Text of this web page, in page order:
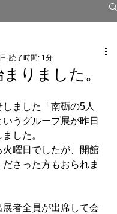
りました。
読了時間: 1分
ました「南砺の5人
うグループ展が昨日
した。
曜日でしたが、開館
さった方もおられま
者全員が出席して会